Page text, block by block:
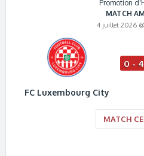
Promotion
MATCH
4 juillet 2026
FC Luxembourg City
0 - 4
MATCH